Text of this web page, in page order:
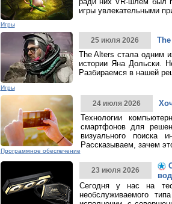
Игры
игры увлекательными
Игры
25 июля 2026
The Alters стала одним
истории Яна Дольски.
Разбираемся в нашей
Программное обеспечение
24 июля 2026
Технологии
смартфонов для
визуального поиска
Рассказываем, зачем
23 июля 2026
Сегодня у нас на
необслуживаемого